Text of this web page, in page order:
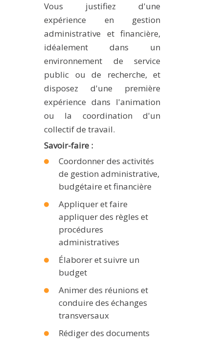
Vous justifiez d'une
expérience en gestion
administrative et financière,
idéalement dans un
environnement de service
public ou de recherche, et
disposez d'une première
expérience dans l'animation
ou la coordination d'un
collectif de travail.
Savoir-faire :
Coordonner des activités
de gestion administrative,
budgétaire et financière
Appliquer et faire
appliquer des règles et
procédures
administratives
Élaborer et suivre un
budget
Animer des réunions et
conduire des échanges
transversaux
Rédiger des documents